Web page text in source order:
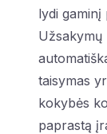
lydi gaminį
Užsakymų
taisymas
kokybės
paprastą